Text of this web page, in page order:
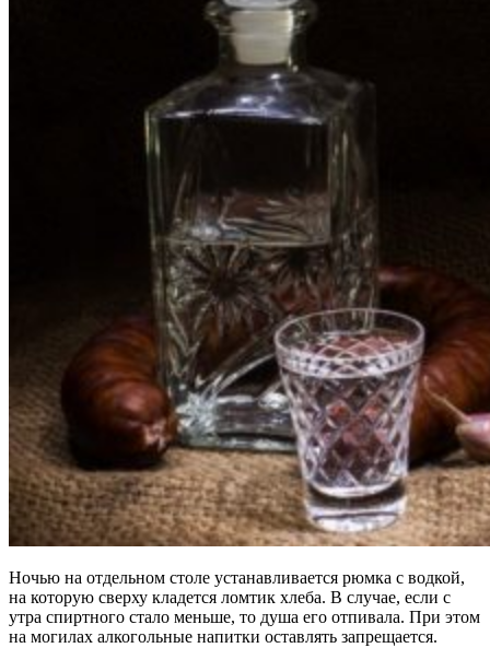
Ночью на отдельном столе устанавливается рюмка с водкой,
на которую сверху кладется ломтик хлеба. В случае, если с
утра спиртного стало меньше, то душа его отпивала. При этом
на могилах алкогольные напитки оставлять запрещается.